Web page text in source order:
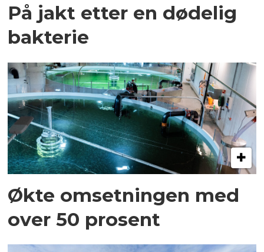
På jakt etter en dødelig
bakterie
Økte omsetningen med
over 50 prosent